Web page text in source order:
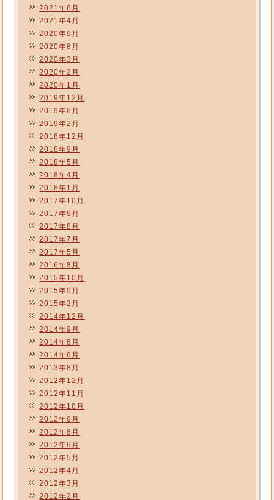
2021年6月
2021年4月
2020年9月
2020年8月
2020年3月
2020年2月
2020年1月
2019年12月
2019年6月
2019年2月
2018年12月
2018年9月
2018年5月
2018年4月
2018年1月
2017年10月
2017年9月
2017年8月
2017年7月
2017年5月
2016年8月
2015年10月
2015年9月
2015年2月
2014年12月
2014年9月
2014年8月
2014年6月
2013年8月
2012年12月
2012年11月
2012年10月
2012年9月
2012年8月
2012年6月
2012年5月
2012年4月
2012年3月
2012年2月